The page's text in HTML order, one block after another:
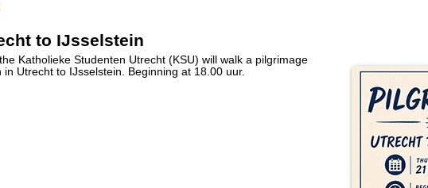
to IJsselstein
Katholieke Studenten Utrecht (KSU) will walk a pilgrimage
Utrecht to IJsselstein. Beginning at 18.00 uur.